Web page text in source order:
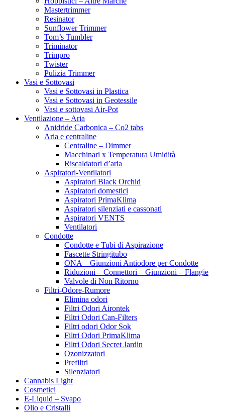
Mastertrimmer
Resinator
Sunflower Trimmer
Tom’s Tumbler
Triminator
Trimpro
Twister
Pulizia Trimmer
Vasi e Sottovasi
Vasi e Sottovasi in Plastica
Vasi e Sottovasi in Geotessile
Vasi e sottovasi Air-Pot
Ventilazione – Aria
Anidride Carbonica – Co2 tabs
Aria e centraline
Centraline – Dimmer
Macchinari x Temperatura Umidità
Riscaldatori d’aria
Aspiratori-Ventilatori
Aspiratori Black Orchid
Aspiratori domestici
Aspiratori PrimaKlima
Aspiratori silenziati e cassonati
Aspiratori VENTS
Ventilatori
Condotte
Condotte e Tubi di Aspirazione
Fascette Stringitubo
ONA – Giunzioni Antiodore per Condotte
Riduzioni – Connettori – Giunzioni – Flangie
Valvole di Non Ritorno
Filtri-Odore-Rumore
Elimina odori
Filtri Odori Airontek
Filtri Odori Can-Filters
Filtri odori Odor Sok
Filtri Odori PrimaKlima
Filtri Odori Secret Jardin
Ozonizzatori
Prefiltri
Silenziatori
Cannabis Light
Cosmetici
E-Liquid – Svapo
Olio e Cristalli